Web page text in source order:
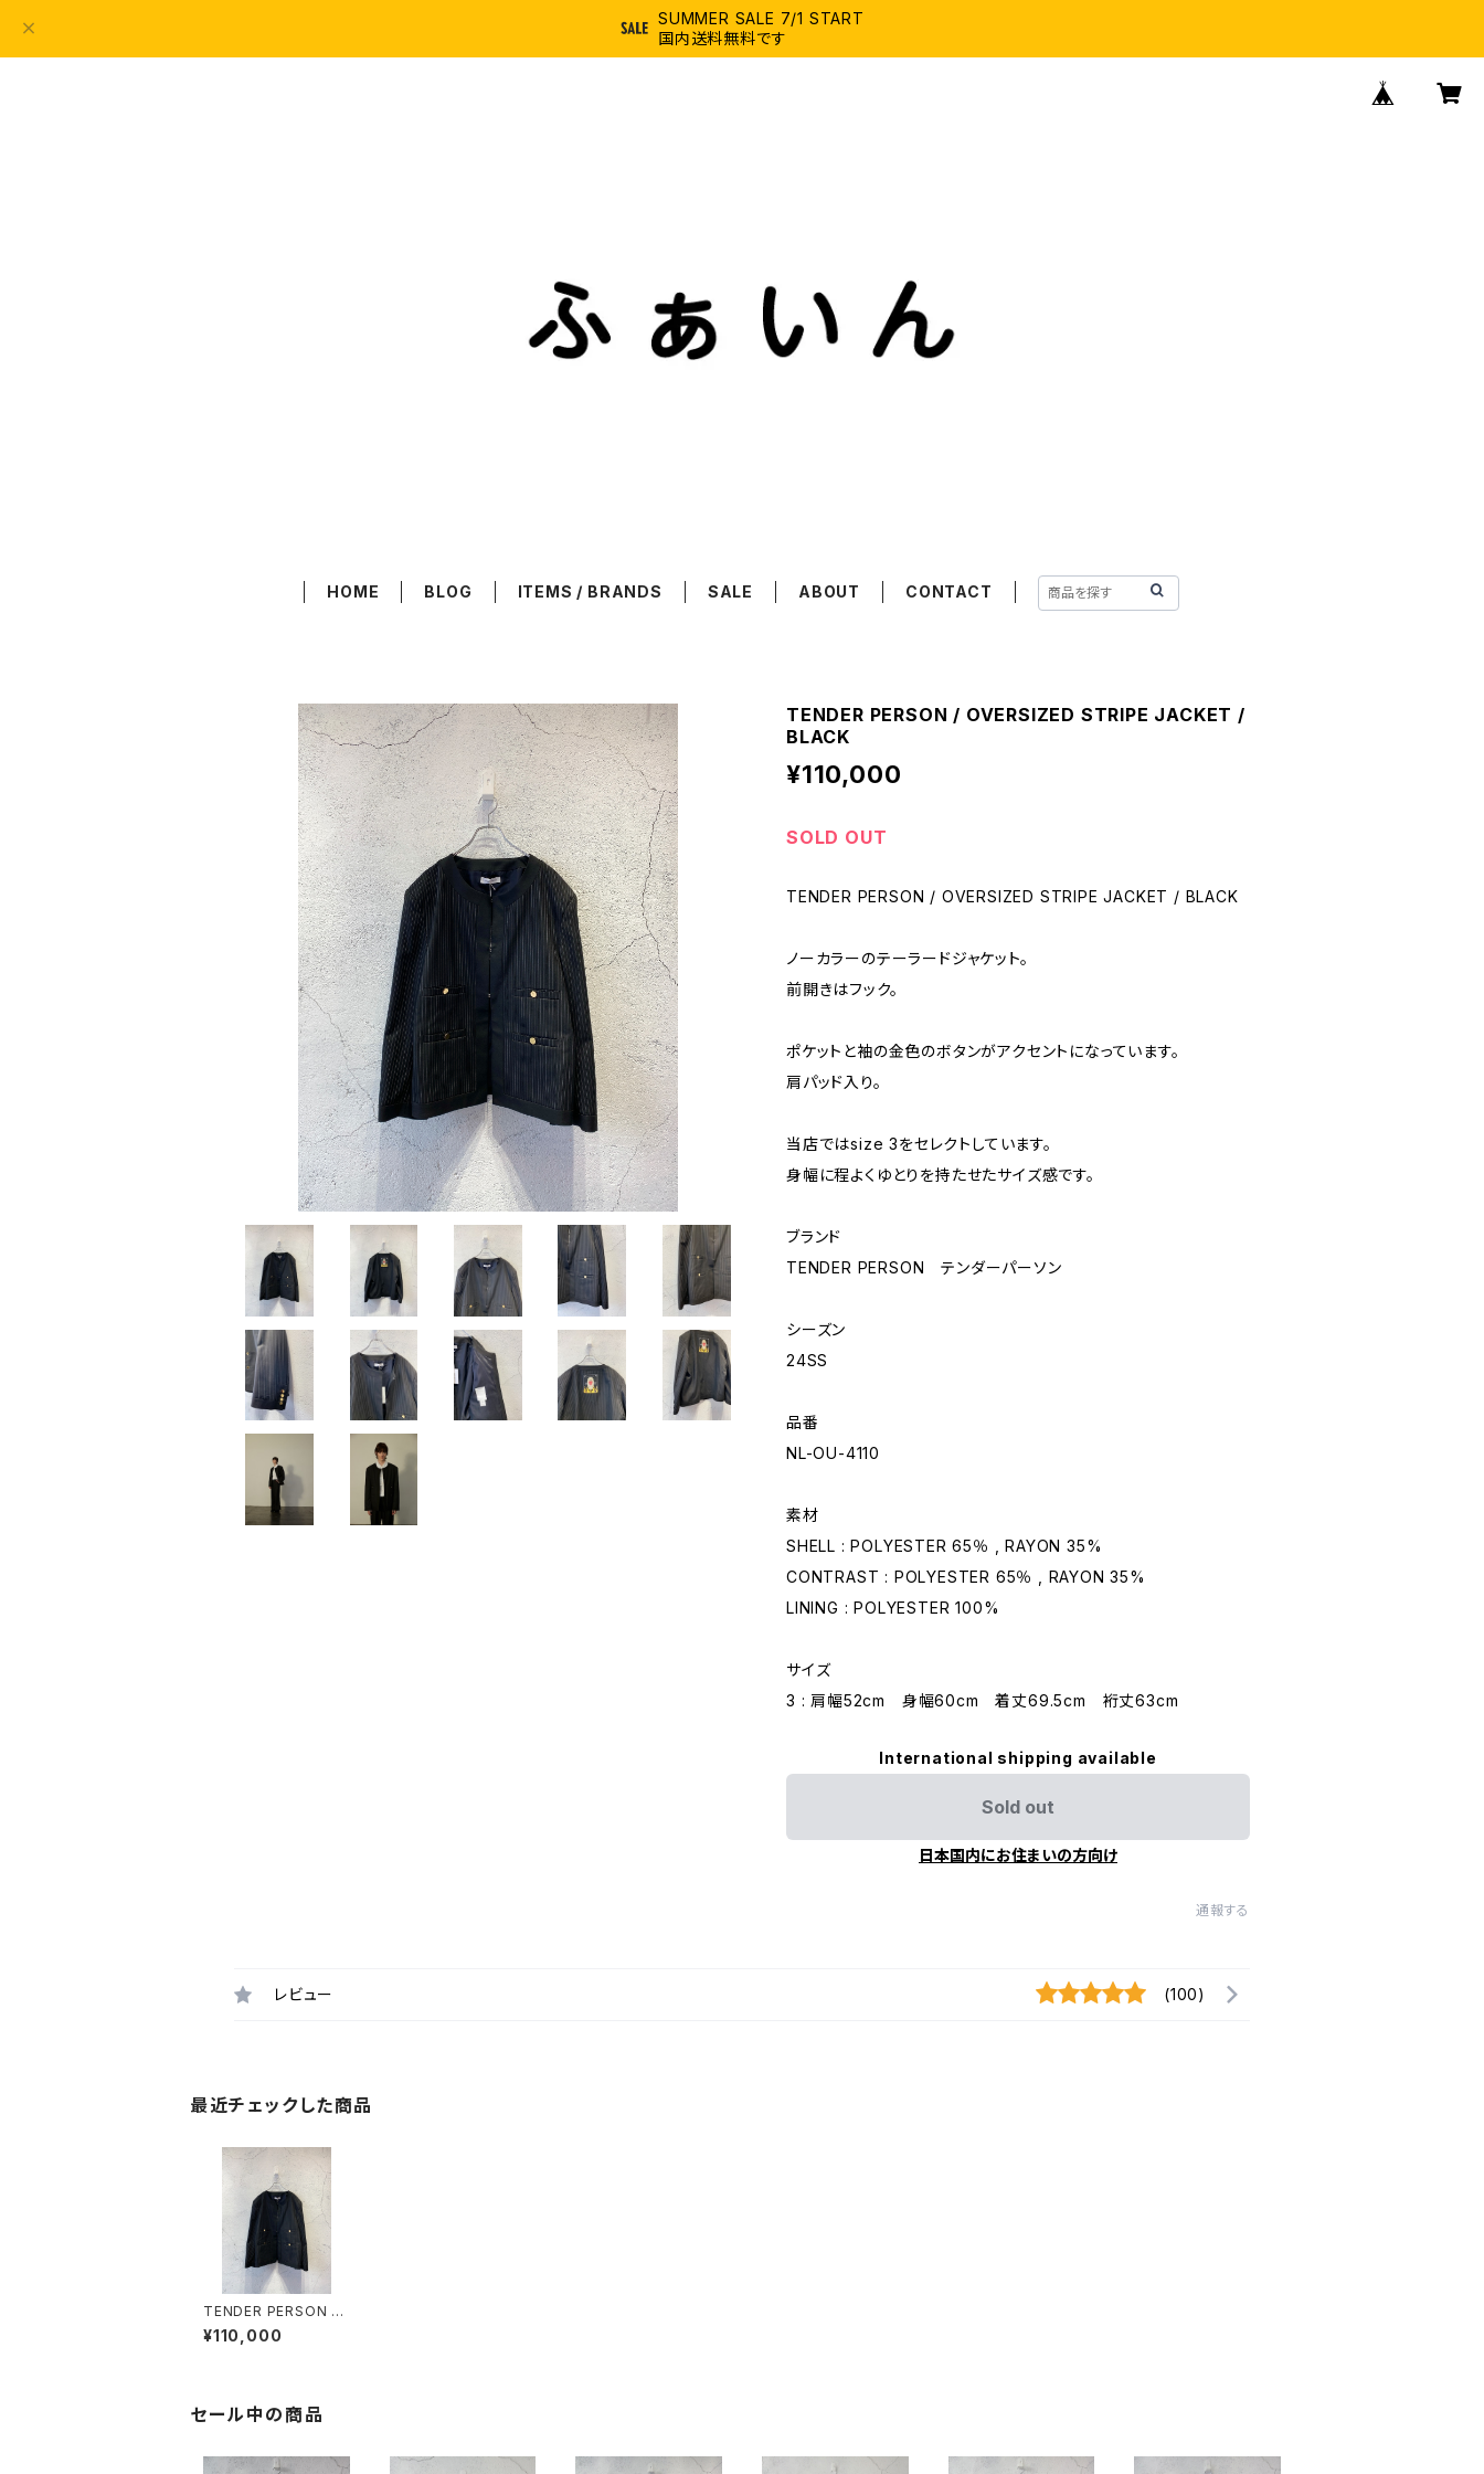
SUMMER SALE 7/1 START
国内送料無料です
HOME BLOG ITEMS / BRANDS SALE ABOUT CONTACT
TENDER PERSON / OVERSIZED STRIPE JACKET /
BLACK
¥110,000
SOLD OUT
TENDER PERSON / OVERSIZED STRIPE JACKET / BLACK
ノーカラーのテーラードジャケット。
前開きはフック。
ポケットと袖の金色のボタンがアクセントになっています。
肩パッド入り。
当店ではsize 3をセレクトしています。
身幅に程よくゆとりを持たせたサイズ感です。
ブランド
TENDER PERSON テンダーパーソン
シーズン
24SS
品番
NL-OU-4110
素材
SHELL : POLYESTER 65％ , RAYON 35%
CONTRAST : POLYESTER 65％ , RAYON 35%
LINING : POLYESTER 100%
サイズ
3 : 肩幅52cm 身幅60cm 着丈69.5cm 裄丈63cm
International shipping available
Sold out
日本国内にお住まいの方向け
通報する
レビュー (100)
最近チェックした商品
TENDER PERSON /
OVERSIZED STRIPE
JACKET / BLACK
¥110,000
セール中の商品